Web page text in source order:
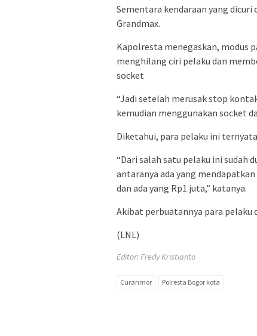
Sementara kendaraan yang
Grandmax.
Kapolresta menegaskan, modus
menghilang ciri pelaku dan
socket
“Jadi setelah merusak stop
kemudian menggunakan socket
Diketahui, para pelaku ini
“Dari salah satu pelaku ini sudah
antaranya ada yang
dan ada yang Rp1 juta,” katanya.
Akibat perbuatannya para pelaku
(LNL)
Editor: Fredy Kristianto
Curanmor Polresta Bogor kota